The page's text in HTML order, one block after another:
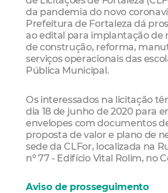
da pandemia do novo
Prefeitura de Fortaleza dá
ao edital para implantação de
de construção, reforma,
serviços operacionais das
Pública Municipal.
Os interessados na licitação
dia 18 de junho de 2020 para
envelopes com documentos
proposta de valor e plano de
sede da CLFor, localizada na
nº 77 - Edifício Vital Rolim, no
Aviso de prosseguimento